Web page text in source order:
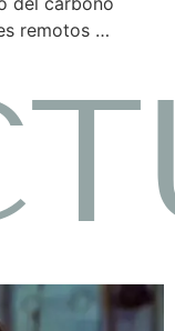
remotos …